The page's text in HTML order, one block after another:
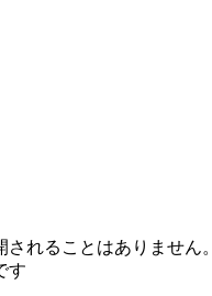
されることはありません。
す